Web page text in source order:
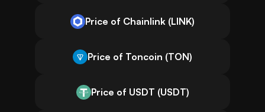
Price of Chainlink (LINK)
Price of Toncoin (TON)
Price of USDT (USDT)